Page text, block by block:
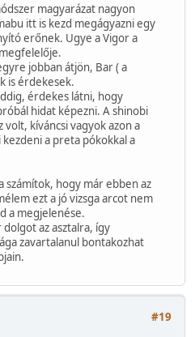
magyarázat nagyon
itt is kezd megágyazni egy
erőnek. Ugye a Vigor a
jobban átjön, Bar ( a
is érdekesek.
érdekes látni, hogy
hidat képezni. A shinobi
kíváncsi vagyok azon a
a preta pókokkal a
számítok, hogy már ebben az
ezt a jó vizsga arcot nem
a megjelenése.
az asztalra, így
zavartalanul bontakozhat
#19